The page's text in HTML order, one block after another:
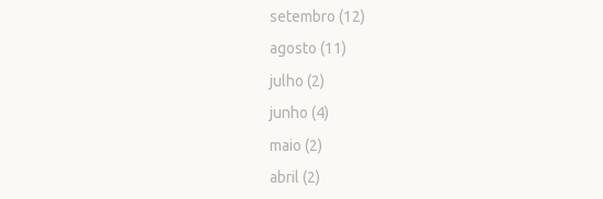
setembro (12)
agosto (11)
julho (2)
junho (4)
maio (2)
abril (2)